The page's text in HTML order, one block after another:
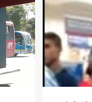
+1
NOTÍCIAS